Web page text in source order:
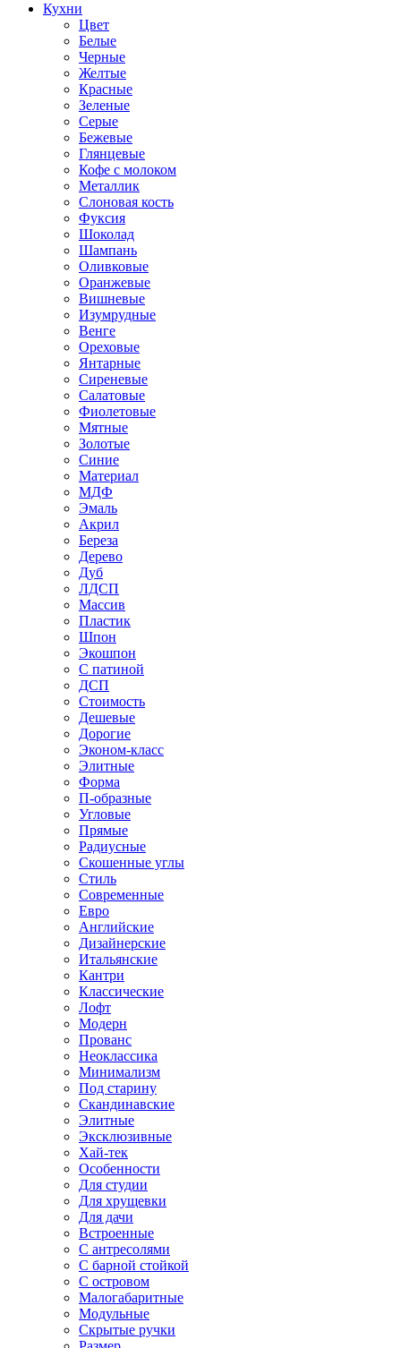
Кухни
Цвет
Белые
Черные
Желтые
Красные
Зеленые
Серые
Бежевые
Глянцевые
Кофе с молоком
Металлик
Слоновая кость
Фуксия
Шоколад
Шампань
Оливковые
Оранжевые
Вишневые
Изумрудные
Венге
Ореховые
Янтарные
Сиреневые
Салатовые
Фиолетовые
Мятные
Золотые
Синие
Материал
МДФ
Эмаль
Акрил
Береза
Дерево
Дуб
ЛДСП
Массив
Пластик
Шпон
Экошпон
С патиной
ДСП
Стоимость
Дешевые
Дорогие
Эконом-класс
Элитные
Форма
П-образные
Угловые
Прямые
Радиусные
Скошенные углы
Стиль
Современные
Евро
Английские
Дизайнерские
Итальянские
Кантри
Классические
Лофт
Модерн
Прованс
Неоклассика
Минимализм
Под старину
Скандинавские
Элитные
Эксклюзивные
Хай-тек
Особенности
Для студии
Для хрущевки
Для дачи
Встроенные
С антресолями
С барной стойкой
С островом
Малогабаритные
Модульные
Скрытые ручки